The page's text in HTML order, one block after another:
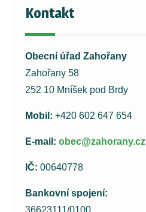
Kontakt
Obecní úřad Zahořany
Zahořany 58
252 10 Mníšek pod Brdy
Mobil: +420 602 647 654
E-mail: obec@zahorany.cz
IČ: 00640778
Bankovní spojení: